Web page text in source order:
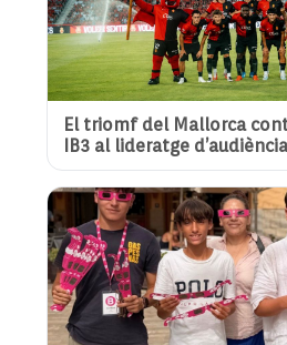
El triomf del Mallorca
IB3 al lideratge d’audiència